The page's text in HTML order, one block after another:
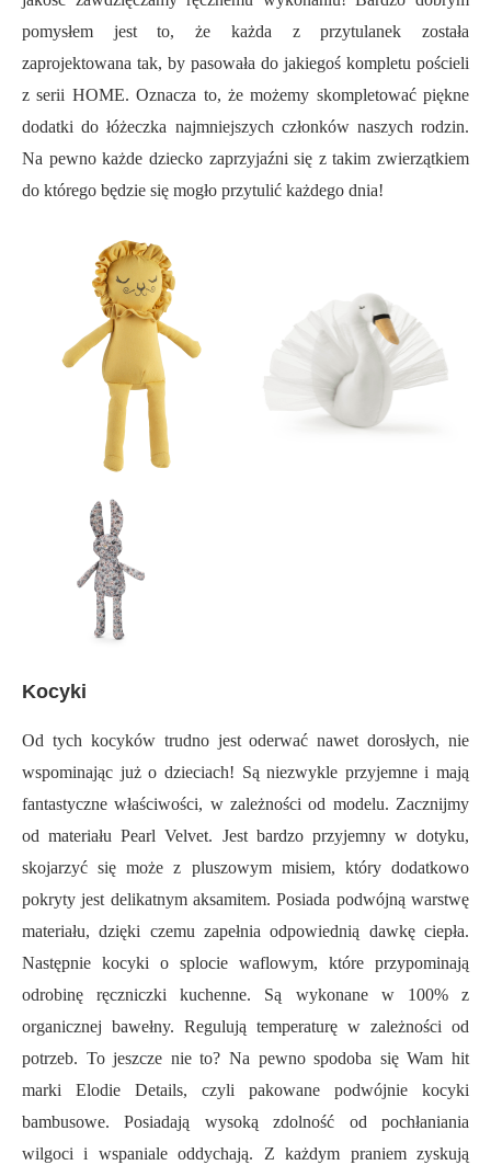
pomysłem jest to, że każda z przytulanek została
zaprojektowana tak, by pasowała do jakiegoś kompletu pościeli
z serii HOME. Oznacza to, że możemy skompletować piękne
dodatki do łóżeczka najmniejszych członków naszych rodzin.
Na pewno każde dziecko zaprzyjaźni się z takim zwierzątkiem
do którego będzie się mogło przytulić każdego dnia!
Kocyki
Od tych kocyków trudno jest oderwać nawet dorosłych, nie
wspominając już o dzieciach! Są niezwykle przyjemne i mają
fantastyczne właściwości, w zależności od modelu. Zacznijmy
od materiału Pearl Velvet. Jest bardzo przyjemny w dotyku,
skojarzyć się może z pluszowym misiem, który dodatkowo
pokryty jest delikatnym aksamitem. Posiada podwójną warstwę
materiału, dzięki czemu zapełnia odpowiednią dawkę ciepła.
Następnie kocyki o splocie waflowym, które przypominają
odrobinę ręczniczki kuchenne. Są wykonane w 100% z
organicznej bawełny. Regulują temperaturę w zależności od
potrzeb. To jeszcze nie to? Na pewno spodoba się Wam hit
marki Elodie Details, czyli pakowane podwójnie kocyki
bambusowe. Posiadają wysoką zdolność od pochłaniania
wilgoci i wspaniale oddychają. Z każdym praniem zyskują